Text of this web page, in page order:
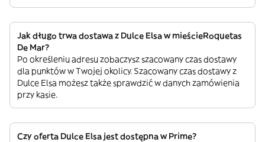
Jak długo trwa dostawa z Dulce Elsa w mieścieRoquetas
De Mar?
Po określeniu adresu zobaczysz szacowany czas dostawy
dla punktów w Twojej okolicy. Szacowany czas dostawy z
Dulce Elsa możesz także sprawdzić w danych zamówienia
przy kasie.
Czy oferta Dulce Elsa jest dostępna w Prime?